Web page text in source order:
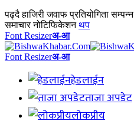
पढ्दै हाजिरी जवाफ प्रतियोगिता सम्पन्न
समाचार नोटिफिकेशन थप
Font Resizerअ-आ
Font Resizerअ-आ
हेडलाईन
ताजा अपडेट
लोकप्रीय